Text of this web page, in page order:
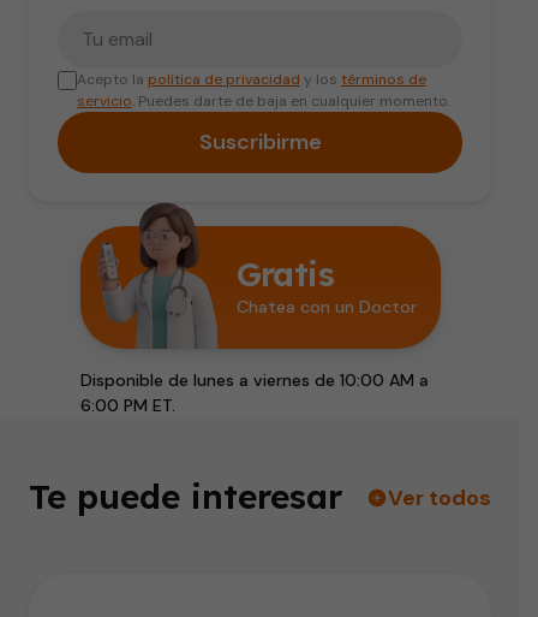
Acepto la política de privacidad y los términos de
servicio. Puedes darte de baja en cualquier momento.
Suscribirme
Gratis
Chatea con un Doctor
Disponible de lunes a viernes de 10:00 AM a
6:00 PM ET.
Te puede interesar Ver todos